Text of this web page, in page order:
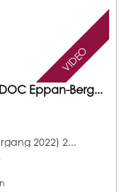
VIDEO
Eppan-Berg...
2022) 2...